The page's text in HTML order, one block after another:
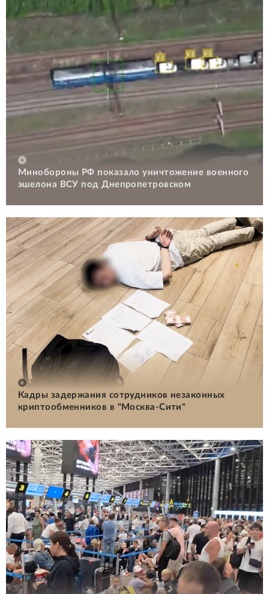
Минобороны РФ показало уничтожение военного
эшелона ВСУ под Днепропетровском
Кадры задержания сотрудников незаконных
криптообменников в "Москва-Сити"